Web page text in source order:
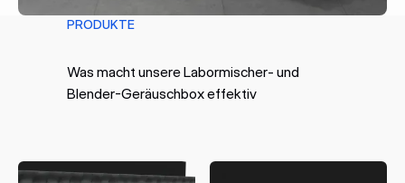
PRODUKTE
Was macht unsere Labormischer- und
Blender-Geräuschbox effektiv